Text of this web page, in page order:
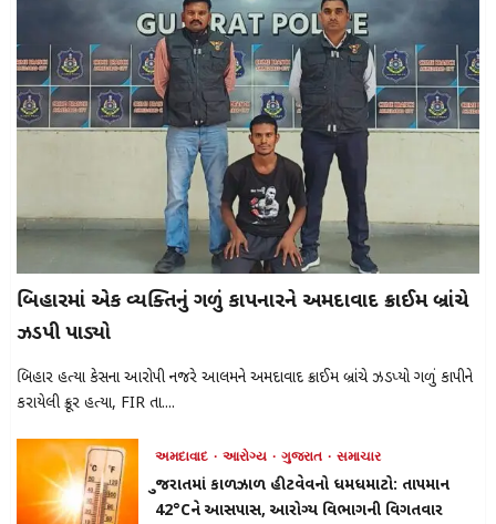
બિહારમાં એક વ્યક્તિનું ગળું કાપનારને અમદાવાદ ક્રાઈમ બ્રાંચે
ઝડપી પાડ્યો
બિહાર હત્યા કેસના આરોપી નજરે આલમને અમદાવાદ ક્રાઈમ બ્રાંચે ઝડપ્યો ગળું કાપીને
કરાયેલી ક્રૂર હત્યા, FIR તા....
અમદાવાદ આરોગ્ય ગુજરાત સમાચાર
ગુજરાતમાં કાળઝાળ હીટવેવનો ધમધમાટો: તાપમાન
42°Cને આસપાસ, આરોગ્ય વિભાગની વિગતવાર